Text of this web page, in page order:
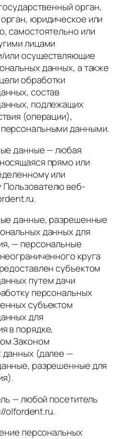
орган,
юридическое или
самостоятельно или
лицами
или осуществляющие
данных, а также
обработки
состав
подлежащих
(операции),
данными.
данные — любая
прямо или
или
веб-
данные, разрешенные
данных для
— персональные
круга
субъектом
путем дачи
персональных
субъектом
для
в порядке,
Законом
данных (далее —
разрешенные для
— любой посетитель
olfordent.ru.
персональных